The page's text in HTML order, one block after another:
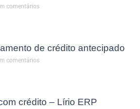
comentários
de crédito antecipado
comentários
crédito – Lírio ERP